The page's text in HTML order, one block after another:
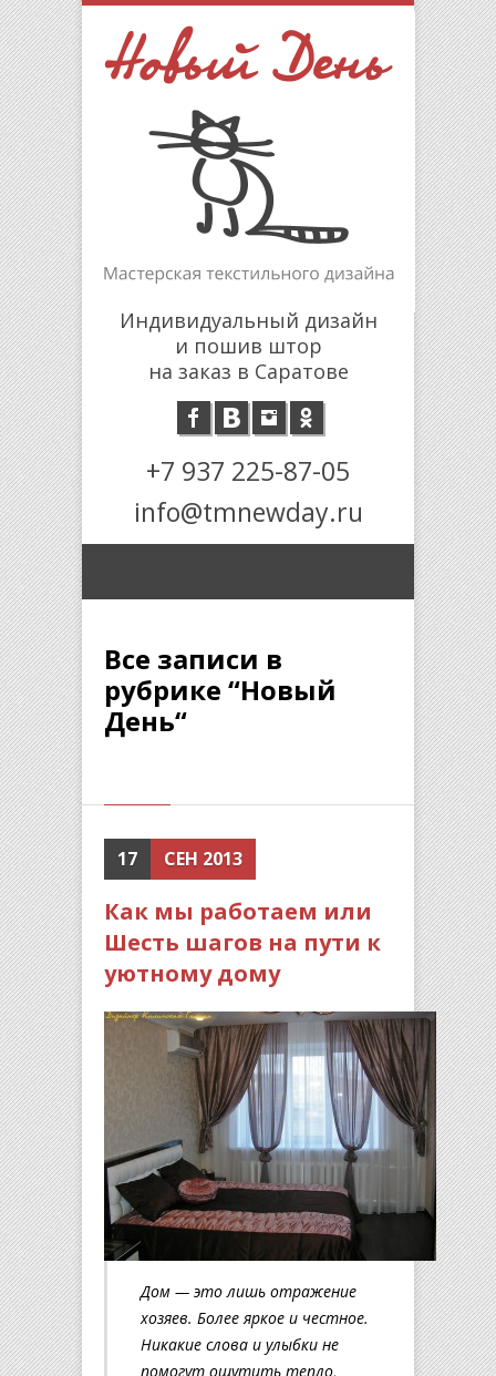
Индивидуальный дизайн
и пошив штор
на заказ в Саратове
+7 937 225-87-05
info@tmnewday.ru
Все записи в
рубрике “Новый
День“
17 СЕН 2013
Как мы работаем или
Шесть шагов на пути к
уютному дому
Дом — это лишь отражение
хозяев. Более яркое и честное.
Никакие слова и улыбки не
помогут ощутить тепло,